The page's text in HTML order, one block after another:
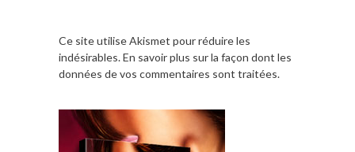
Ce site utilise Akismet pour réduire les
indésirables.En savoir plus sur la façon dont les
données de vos commentaires sont traitées.